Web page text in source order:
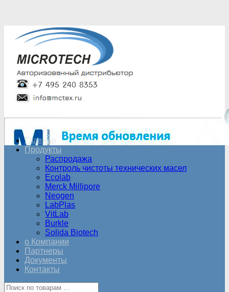
Главная
Продукты
Распродажа
Контроль чистоты технических масел
Ecolab
Merck Millipore
Neogen
LabPlas
VitLab
Burkle
Solida Biotech
о Компании
Партнеры
Документы
Контакты